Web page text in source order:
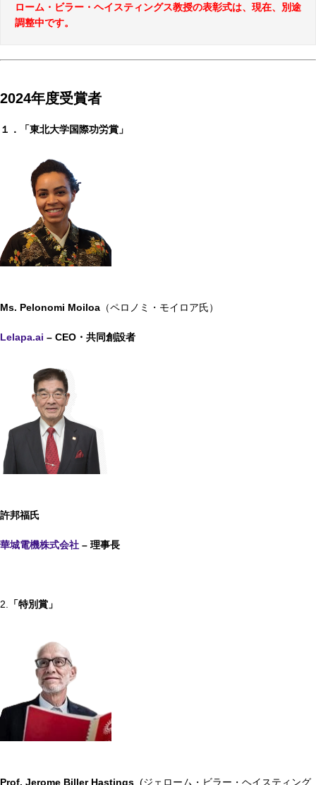
ローム・ビラー・ヘイスティングス教授の表彰式は、現在、別途
調整中です。
2024年度受賞者
１．「東北大学国際功労賞」
Ms. Pelonomi Moiloa （ペロノミ・モイロア氏）
Lelapa.ai – CEO ・共同創設者
許邦福氏
華城電機株式会社 – 理事長
2. 「特別賞」
Prof. Jerome Biller Hastings (ジェローム・ビラー・ヘイスティング